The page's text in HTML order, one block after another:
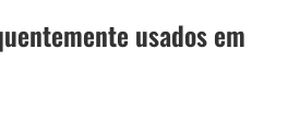
usados em